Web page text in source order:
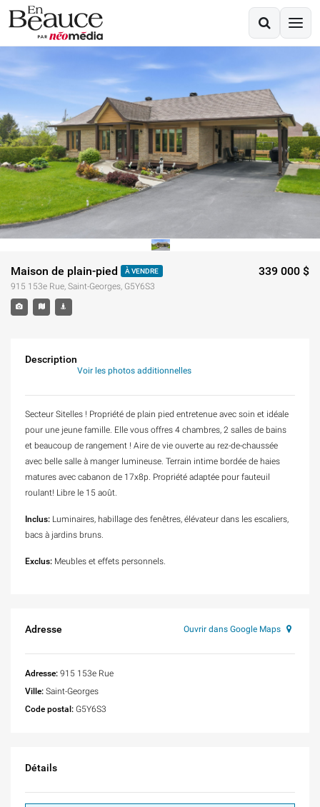
Maison de plain-pied À VENDRE
915 153e Rue, Saint-Georges, G5Y6S3
339 000 $
Description
Voir les photos additionnelles
Secteur Sitelles ! Propriété de plain pied entretenue avec soin et idéale
pour une jeune famille. Elle vous offres 4 chambres, 2 salles de bains
et beaucoup de rangement ! Aire de vie ouverte au rez-de-chaussée
avec belle salle à manger lumineuse. Terrain intime bordée de haies
matures avec cabanon de 17x8p. Propriété adaptée pour fauteuil
roulant! Libre le 15 août.
Inclus: Luminaires, habillage des fenêtres, élévateur dans les escaliers,
bacs à jardins bruns.
Exclus: Meubles et effets personnels.
Adresse Ouvrir dans Google Maps
Adresse: 915 153e Rue
Ville: Saint-Georges
Code postal: G5Y6S3
Détails